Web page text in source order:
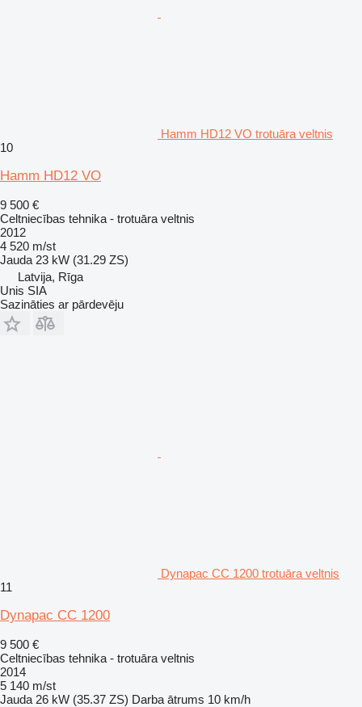
Hamm HD12 VO trotuāra veltnis
10
Hamm HD12 VO
9 500 €
Celtniecības tehnika - trotuāra veltnis
2012
4 520 m/st
Jauda 23 kW (31.29 ZS)
Latvija, Rīga
Unis SIA
Sazināties ar pārdevēju
Dynapac CC 1200 trotuāra veltnis
11
Dynapac CC 1200
9 500 €
Celtniecības tehnika - trotuāra veltnis
2014
5 140 m/st
Jauda 26 kW (35.37 ZS) Darba ātrums 10 km/h